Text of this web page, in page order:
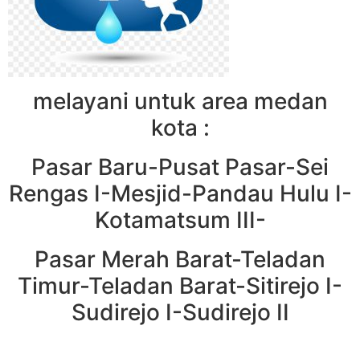
melayani untuk area medan
kota :
Pasar Baru-Pusat Pasar-Sei
Rengas I-Mesjid-Pandau Hulu I-
Kotamatsum III-
Pasar Merah Barat-Teladan
Timur-Teladan Barat-Sitirejo I-
Sudirejo I-Sudirejo II